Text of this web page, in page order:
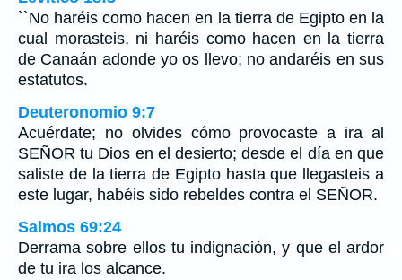
``No haréis como hacen en la tierra de Egipto en la
cual morasteis, ni haréis como hacen en la tierra
de Canaán adonde yo os llevo; no andaréis en sus
estatutos.
Deuteronomio 9:7
Acuérdate; no olvides cómo provocaste a ira al
SEÑOR tu Dios en el desierto; desde el día en que
saliste de la tierra de Egipto hasta que llegasteis a
este lugar, habéis sido rebeldes contra el SEÑOR.
Salmos 69:24
Derrama sobre ellos tu indignación, y que el ardor
de tu ira los alcance.